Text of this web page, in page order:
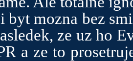
byt mozna bez
ze uz ho
a ze to